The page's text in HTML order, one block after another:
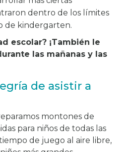
dentro de los límites
de kindergarten.
escolar? ¡También le
las mañanas y las
de asistir a
montones de
para niños de todas las
de juego al aire libre,